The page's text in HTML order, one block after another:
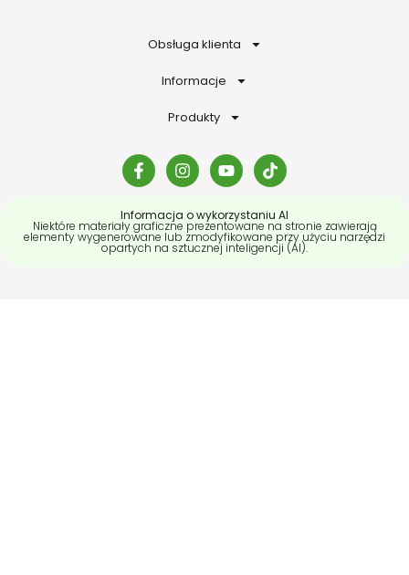
Obsługa klienta
Informacje
Produkty
Informacja o wykorzystaniu AI
Niektóre materiały graficzne prezentowane na stronie zawierają
elementy wygenerowane lub zmodyfikowane przy użyciu narzędzi
opartych na sztucznej inteligencji (AI).